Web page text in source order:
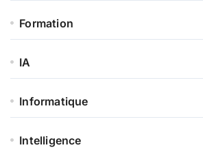
Formation
IA
Informatique
Intelligence